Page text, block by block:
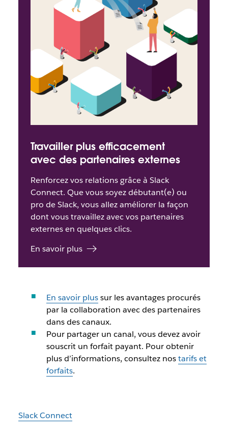
Travailler plus efficacement
avec des partenaires externes
Renforcez vos relations grâce à Slack
Connect. Que vous soyez débutant(e) ou
pro de Slack, vous allez améliorer la façon
dont vous travaillez avec vos partenaires
externes en quelques clics.
En savoir plus
En savoir plussur les avantages procurés
par la collaboration avec des partenaires
dans des canaux.
Pour partager un canal, vous devez avoir
souscrit un forfait payant. Pour obtenir
plus d’informations, consultez nostarifs et
forfaits.
Slack Connect